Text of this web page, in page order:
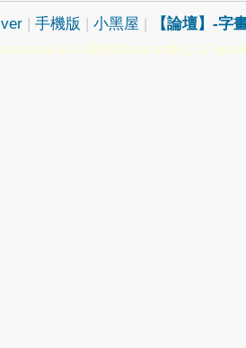
| 手機版 | 小黑屋 | 【論壇】-字
in 0.039809 second(s), 17